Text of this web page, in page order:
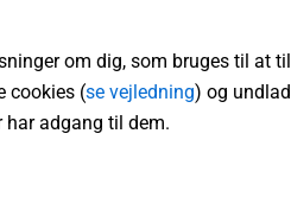
om dig, som bruges til at
cookies (se vejledning) og
har adgang til dem.